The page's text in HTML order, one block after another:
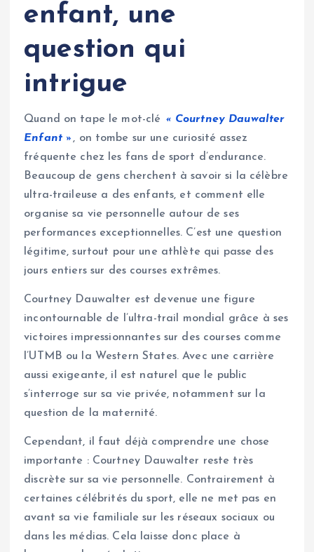
enfant, une
question qui
intrigue
Quand on tape le mot-clé « Courtney Dauwalter
Enfant » , on tombe sur une curiosité assez
fréquente chez les fans de sport d’endurance.
Beaucoup de gens cherchent à savoir si la célèbre
ultra-traileuse a des enfants, et comment elle
organise sa vie personnelle autour de ses
performances exceptionnelles. C’est une question
légitime, surtout pour une athlète qui passe des
jours entiers sur des courses extrêmes.
Courtney Dauwalter est devenue une figure
incontournable de l’ultra-trail mondial grâce à ses
victoires impressionnantes sur des courses comme
l’UTMB ou la Western States. Avec une carrière
aussi exigeante, il est naturel que le public
s’interroge sur sa vie privée, notamment sur la
question de la maternité.
Cependant, il faut déjà comprendre une chose
importante : Courtney Dauwalter reste très
discrète sur sa vie personnelle. Contrairement à
certaines célébrités du sport, elle ne met pas en
avant sa vie familiale sur les réseaux sociaux ou
dans les médias. Cela laisse donc place à